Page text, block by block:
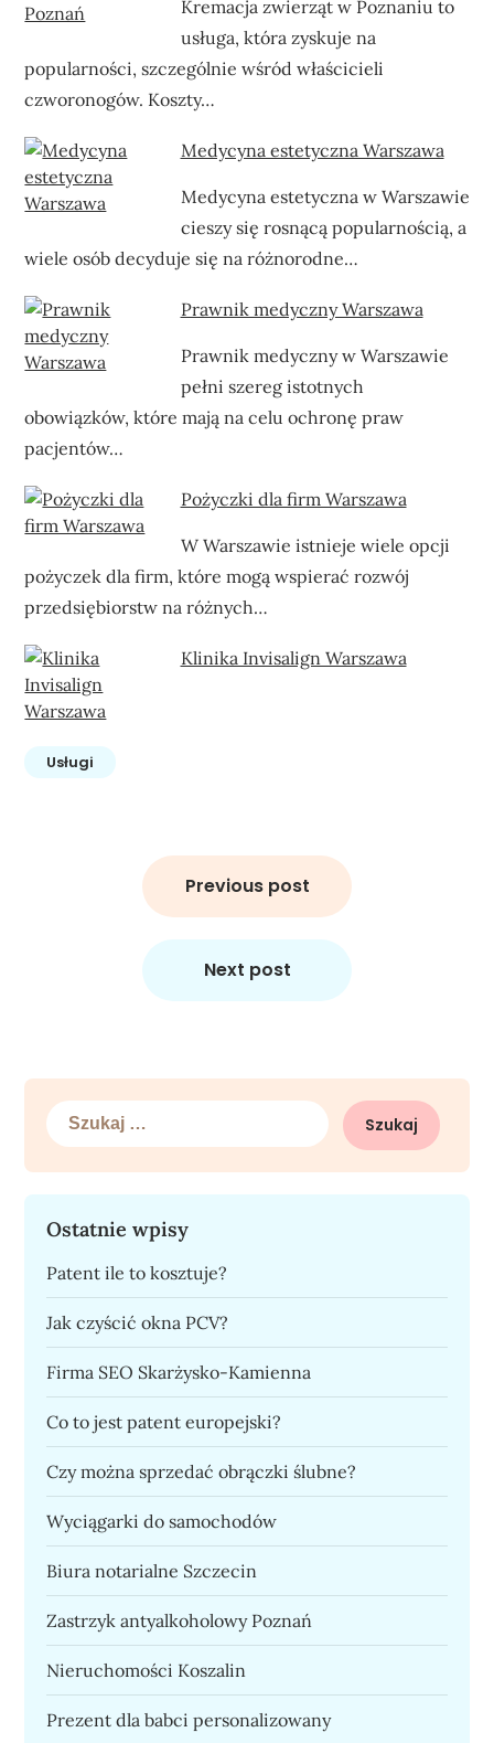
Kremacja zwierząt w Poznaniu to
usługa, która zyskuje na
popularności, szczególnie wśród właścicieli
czworonogów. Koszty…
Medycyna estetyczna Warszawa
Medycyna estetyczna w Warszawie
cieszy się rosnącą popularnością, a
wiele osób decyduje się na różnorodne…
Prawnik medyczny Warszawa
Prawnik medyczny w Warszawie
pełni szereg istotnych
obowiązków, które mają na celu ochronę praw
pacjentów…
Pożyczki dla firm Warszawa
W Warszawie istnieje wiele opcji
pożyczek dla firm, które mogą wspierać rozwój
przedsiębiorstw na różnych…
Klinika Invisalign Warszawa
Usługi
Previous post
Next post
Szukaj:
Ostatnie wpisy
Patent ile to kosztuje?
Jak czyścić okna PCV?
Firma SEO Skarżysko-Kamienna
Co to jest patent europejski?
Czy można sprzedać obrączki ślubne?
Wyciągarki do samochodów
Biura notarialne Szczecin
Zastrzyk antyalkoholowy Poznań
Nieruchomości Koszalin
Prezent dla babci personalizowany